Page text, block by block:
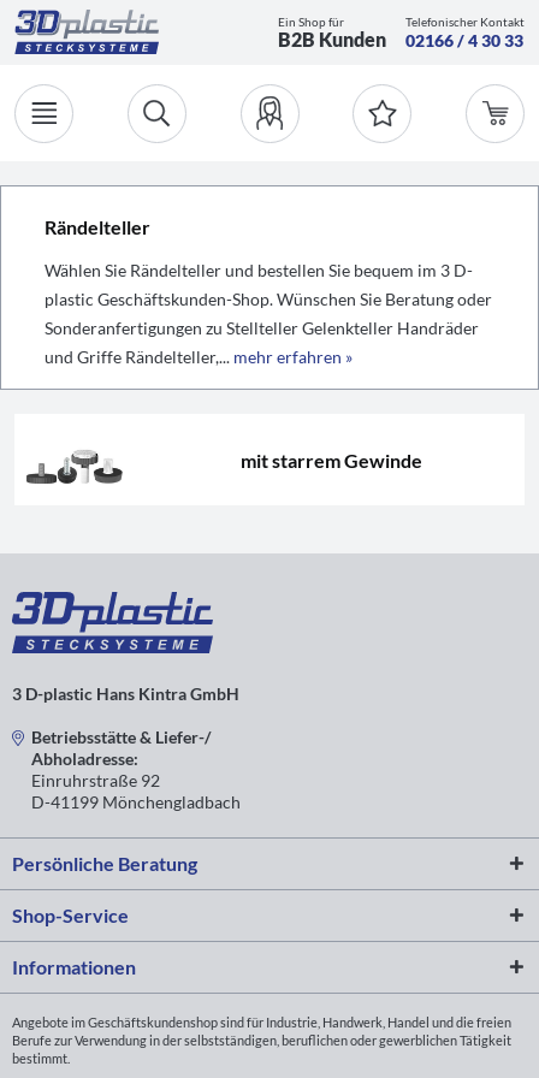
Ein Shop für
B2B Kunden
Telefonischer Kontakt
02166 / 4 30 33
Rändelteller
Wählen Sie Rändelteller und bestellen Sie bequem im 3 D-
plastic Geschäftskunden-Shop. Wünschen Sie Beratung oder
Sonderanfertigungen zu Stellteller Gelenkteller Handräder
und Griffe Rändelteller,... mehr erfahren »
mit starrem Gewinde
3 D-plastic Hans Kintra GmbH
Betriebsstätte & Liefer-/
Abholadresse:
Einruhrstraße 92
D-41199 Mönchengladbach
Persönliche Beratung
Shop-Service
Informationen
Angebote im Geschäftskundenshop sind für Industrie, Handwerk, Handel und die freien
Berufe zur Verwendung in der selbstständigen, beruflichen oder gewerblichen Tätigkeit
bestimmt.